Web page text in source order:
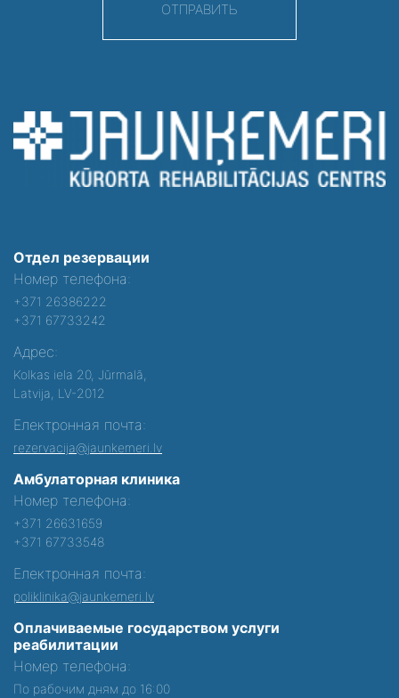
ОТПРАВИТЬ
Отдел резервации
Номер телефона:
+371 26386222
+371 67733242
Адрес:
Kolkas iela 20, Jūrmalā,
Latvija, LV-2012
Електронная почта:
rezervacija@jaunkemeri.lv
Амбулаторная клиника
Номер телефона:
+371 26631659
+371 67733548
Електронная почта:
poliklinika@jaunkemeri.lv
Оплачиваемые государством услуги
реабилитации
Номер телефона:
По рабочим дням до 16:00